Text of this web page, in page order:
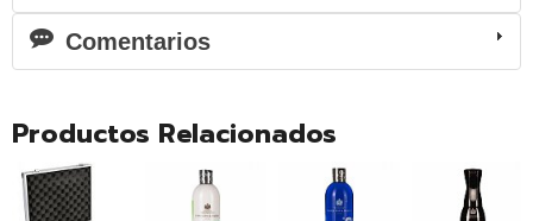
Comentarios
Productos Relacionados